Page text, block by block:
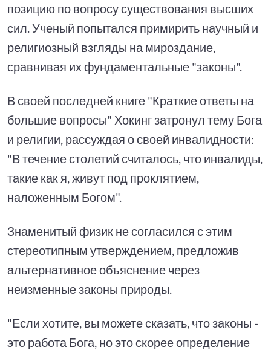
позицию по вопросу существования высших
сил. Ученый попытался примирить научный и
религиозный взгляды на мироздание,
сравнивая их фундаментальные "законы".
В своей последней книге "Краткие ответы на
большие вопросы" Хокинг затронул тему Бога
и религии, рассуждая о своей инвалидности:
"В течение столетий считалось, что инвалиды,
такие как я, живут под проклятием,
наложенным Богом".
Знаменитый физик не согласился с этим
стереотипным утверждением, предложив
альтернативное объяснение через
неизменные законы природы.
"Если хотите, вы можете сказать, что законы -
это работа Бога, но это скорее определение